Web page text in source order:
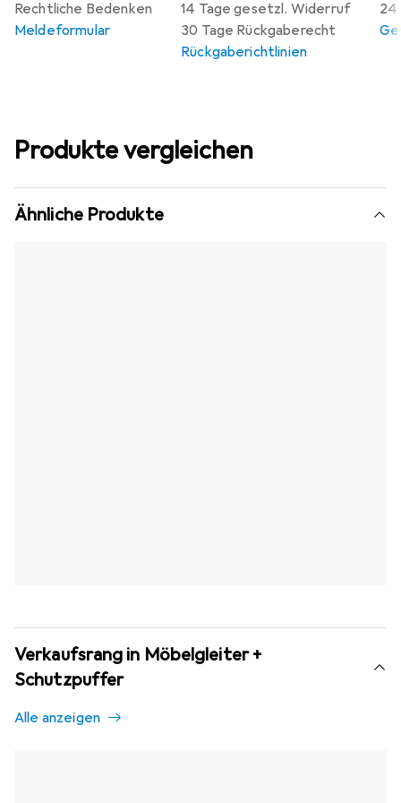
14 Tage gesetzl. Widerruf
30 Tage Rückgaberecht
Rückgaberichtlinien
24
Rechtliche Bedenken
Meldeformular
Produkte vergleichen
Ähnliche Produkte
Verkaufsrang in Möbelgleiter +
Schutzpuffer
Alle anzeigen